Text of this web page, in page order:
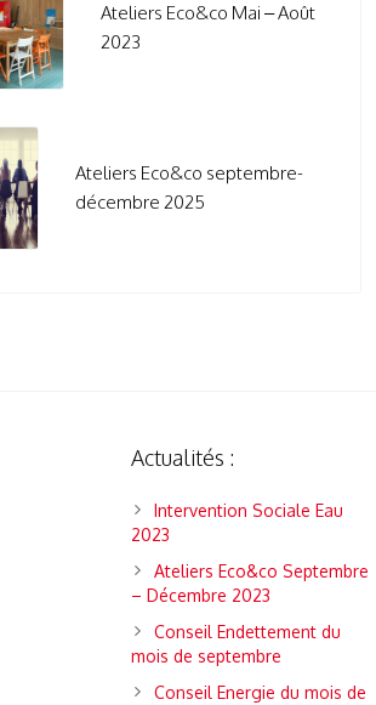
Ateliers Eco&co Mai – Août
2023
Ateliers Eco&co septembre-
décembre 2025
Actualités :
Intervention Sociale Eau
2023
Ateliers Eco&co Septembre
– Décembre 2023
Conseil Endettement du
mois de septembre
Conseil Energie du mois de